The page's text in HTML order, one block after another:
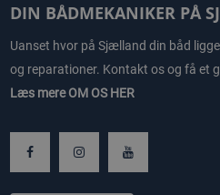
DIN BÅDMEKANIKER PÅ
Uanset hvor på Sjælland din båd
og reparationer. Kontakt os og få et
Læs mereOM OS HER